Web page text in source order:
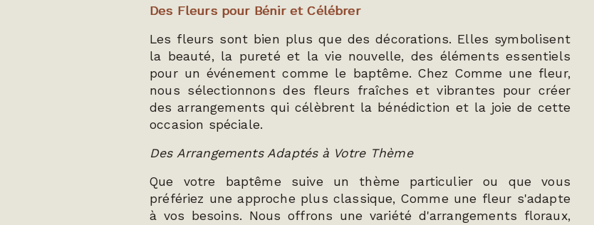
Des Fleurs pour Bénir et Célébrer
Les fleurs sont bien plus que des décorations. Elles symbolisent
la beauté, la pureté et la vie nouvelle, des éléments essentiels
pour un événement comme le baptême. Chez Comme une fleur,
nous sélectionnons des fleurs fraîches et vibrantes pour créer
des arrangements qui célèbrent la bénédiction et la joie de cette
occasion spéciale.
Des Arrangements Adaptés à Votre Thème
Que votre baptême suive un thème particulier ou que vous
préfériez une approche plus classique, Comme une fleur s'adapte
à vos besoins. Nous offrons une variété d'arrangements floraux,